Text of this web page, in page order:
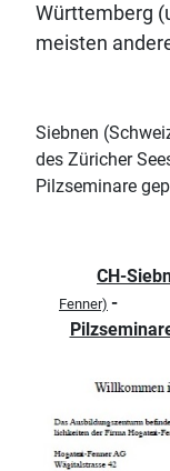
Württemberg
meisten
Siebnen
des Züricher
Pilzseminare
CH-
Fenner)